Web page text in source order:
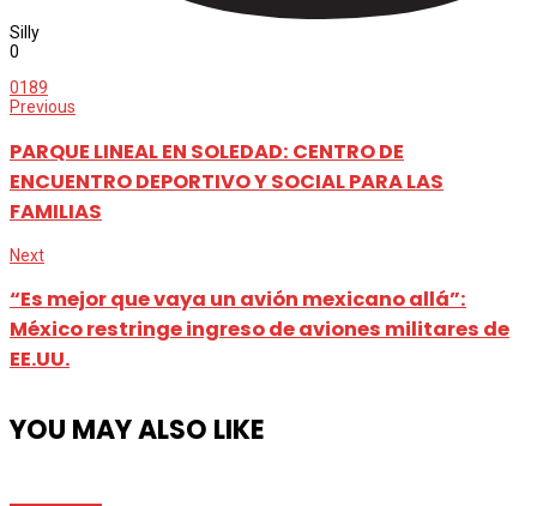
Silly
0
0189
Previous
PARQUE LINEAL EN SOLEDAD: CENTRO DE
ENCUENTRO DEPORTIVO Y SOCIAL PARA LAS
FAMILIAS
Next
“Es mejor que vaya un avión mexicano allá”:
México restringe ingreso de aviones militares de
EE.UU.
YOU MAY ALSO LIKE